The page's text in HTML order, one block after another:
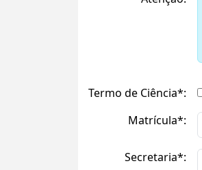
Termo de Ciência*:
Matrícula*:
Secretaria*: